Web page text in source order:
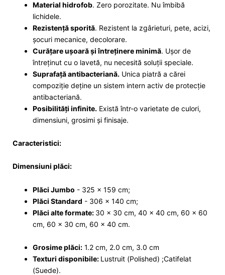
Material hidrofob. Zero porozitate. Nu îmbibă
lichidele.
Rezistență sporită. Rezistent la zgârieturi, pete, acizi,
șocuri mecanice, decolorare.
Curățare ușoară și întreținere minimă. Ușor de
întreținut cu o lavetă, nu necesită soluții speciale.
Suprafață antibacteriană. Unica piatră a cărei
compoziție deține un sistem intern activ de protecție
antibacteriană.
Posibilități infinite. Există într-o varietate de culori,
dimensiuni, grosimi și finisaje.
Caracteristici:
Dimensiuni plăci:
Plăci Jumbo - 325 x 159 cm;
Plăci Standard - 306 x 140 cm;
Plăci alte formate: 30 x 30 cm, 40 x 40 cm, 60 x 60
cm, 60 x 30 cm, 60 x 40 cm.
Grosime plăci: 1.2 cm, 2.0 cm, 3.0 cm
Texturi disponibile: Lustruit (Polished) ;Catifelat
(Suede).